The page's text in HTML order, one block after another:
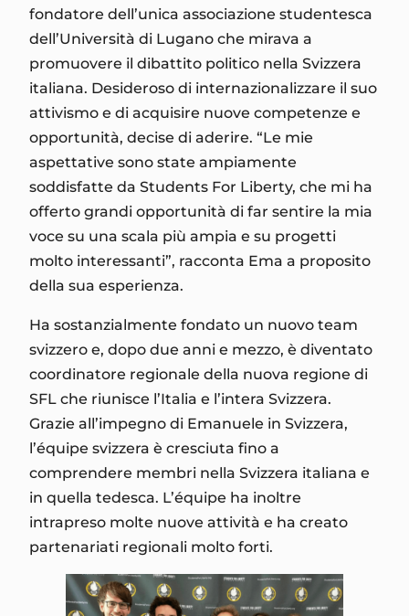
fondatore dell’unica associazione studentesca
dell’Università di Lugano che mirava a
promuovere il dibattito politico nella Svizzera
italiana. Desideroso di internazionalizzare il suo
attivismo e di acquisire nuove competenze e
opportunità, decise di aderire. “Le mie
aspettative sono state ampiamente
soddisfatte da Students For Liberty, che mi ha
offerto grandi opportunità di far sentire la mia
voce su una scala più ampia e su progetti
molto interessanti”, racconta Ema a proposito
della sua esperienza.
Ha sostanzialmente fondato un nuovo team
svizzero e, dopo due anni e mezzo, è diventato
coordinatore regionale della nuova regione di
SFL che riunisce l’Italia e l’intera Svizzera.
Grazie all’impegno di Emanuele in Svizzera,
l’équipe svizzera è cresciuta fino a
comprendere membri nella Svizzera italiana e
in quella tedesca. L’équipe ha inoltre
intrapreso molte nuove attività e ha creato
partenariati regionali molto forti.